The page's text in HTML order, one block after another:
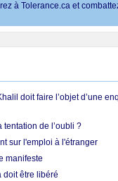
à Tolerance.ca et
doit faire l’objet d’une
de l’oubli ?
sur l'emploi à l'étranger
manifeste
doit être libéré